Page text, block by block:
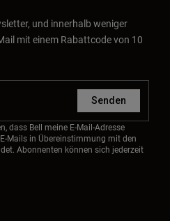
und innerhalb weniger
mit einem Rabattcode von 10
Senden
dass Bell meine E-Mail-Adresse
Mails in Übereinstimmung mit den
Abonnenten können sich jederzeit